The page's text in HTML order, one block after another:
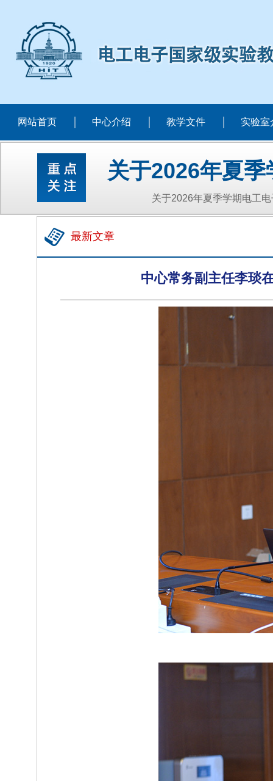
网站首页 中心介绍 教学文件 实验室
关于2026年夏
关于2026年夏季学期电工
最新文章
中心常务副主任李琰